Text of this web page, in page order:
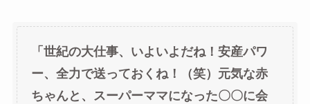
「世紀の大仕事、いよいよだね！安産パワ
ー、全力で送っておくね！（笑）元気な赤
ちゃんと、スーパーママになった〇〇に会